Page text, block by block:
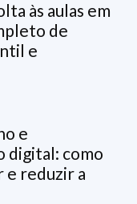
às aulas em
de
e
e
digital: como
reduzir a